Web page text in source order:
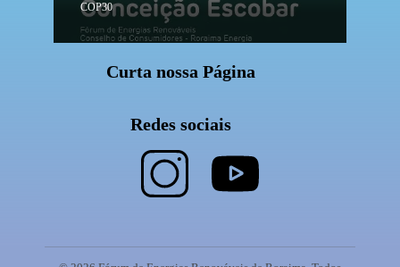
COP30
Curta nossa Página
Redes sociais